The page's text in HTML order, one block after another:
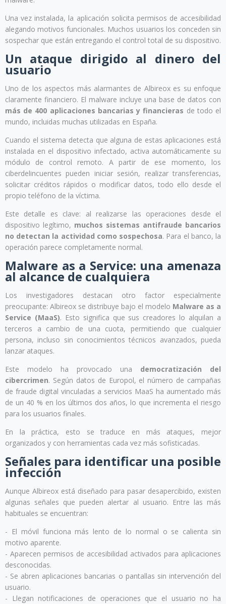
Una vez instalada, la aplicación solicita permisos de accesibilidad
alegando motivos funcionales. Muchos usuarios los conceden sin
sospechar que están entregando el control total de su dispositivo.
Un ataque dirigido al dinero del
usuario
Uno de los aspectos más alarmantes de Albireox es su enfoque
claramente financiero. El malware incluye una base de datos con
más de 400 aplicaciones bancarias y financieras de todo el
mundo, incluidas muchas utilizadas en España.
Cuando el sistema detecta que alguna de estas aplicaciones está
instalada en el dispositivo infectado, activa automáticamente su
módulo de control remoto. A partir de ese momento, los
ciberdelincuentes pueden iniciar sesión, realizar transferencias,
solicitar créditos rápidos o modificar datos, todo ello desde el
propio teléfono de la víctima.
Este detalle es clave: al realizarse las operaciones desde el
dispositivo legítimo, muchos sistemas antifraude bancarios
no detectan la actividad como sospechosa. Para el banco, la
operación parece completamente normal.
Malware as a Service: una amenaza
al alcance de cualquiera
Los investigadores destacan otro factor especialmente
preocupante: Albireox se distribuye bajo el modelo Malware as a
Service (MaaS). Esto significa que sus creadores lo alquilan a
terceros a cambio de una cuota, permitiendo que cualquier
persona, incluso sin conocimientos técnicos avanzados, pueda
lanzar ataques.
Este modelo ha provocado una democratización del
cibercrimen. Según datos de Europol, el número de campañas
de fraude digital vinculadas a servicios MaaS ha aumentado más
de un 40 % en los últimos dos años, lo que incrementa el riesgo
para los usuarios finales.
En la práctica, esto se traduce en más ataques, mejor
organizados y con herramientas cada vez más sofisticadas.
Señales para identificar una posible
infección
Aunque Albireox está diseñado para pasar desapercibido, existen
algunas señales que pueden alertar al usuario. Entre las más
habituales se encuentran:
- El móvil funciona más lento de lo normal o se calienta sin
motivo aparente.
- Aparecen permisos de accesibilidad activados para aplicaciones
desconocidas.
- Se abren aplicaciones bancarias o pantallas sin intervención del
usuario.
- Llegan notificaciones de operaciones que el usuario no ha